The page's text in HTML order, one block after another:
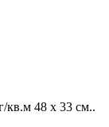
кв.м 48 х 33 см..